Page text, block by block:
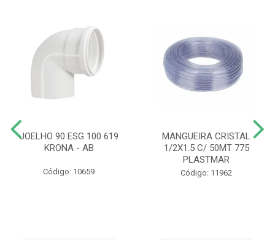
JOELHO 90 ESG 100 619
KRONA - AB
Código: 10659
MANGUEIRA CRISTAL
1/2X1.5 C/ 50MT 775
PLASTMAR
Código: 11962